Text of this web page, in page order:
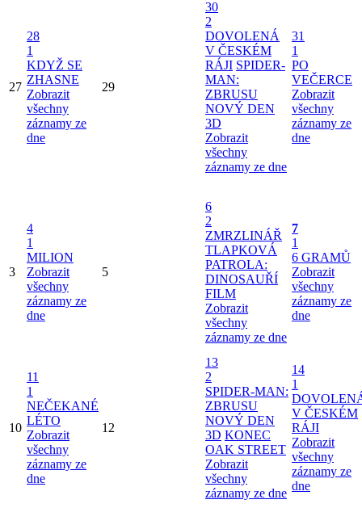
27
28
1
KDYŽ SE
ZHASNE
Zobrazit
všechny
záznamy ze
dne
29
30
2
DOVOLENÁ
V ČESKÉM
RÁJI SPIDER-
MAN:
ZBRUSU
NOVÝ DEN
3D
Zobrazit
všechny
záznamy ze dne
31
1
PO
VEČERCE
Zobrazit
všechny
záznamy ze
dne
3
4
1
MILION
Zobrazit
všechny
záznamy ze
dne
5
6
2
ZMRZLINÁŘ
TLAPKOVÁ
PATROLA:
DINOSAUŘÍ
FILM
Zobrazit
všechny
záznamy ze dne
7
1
6 GRAMŮ
Zobrazit
všechny
záznamy ze
dne
10
11
1
NEČEKANÉ
LÉTO
Zobrazit
všechny
záznamy ze
dne
12
13
2
SPIDER-MAN:
ZBRUSU
NOVÝ DEN
3D KONEC
OAK STREET
Zobrazit
všechny
záznamy ze dne
14
1
V ČESKÉM
RÁJI
Zobrazit
všechny
záznamy ze
dne